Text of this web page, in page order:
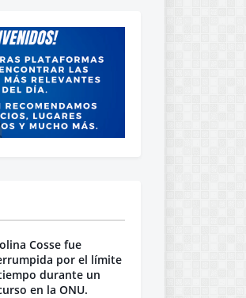
Cosse fue
por el límite
durante un
en la ONU.